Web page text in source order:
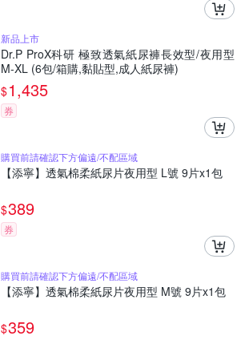
新品上市
Dr.P ProX科研 極致透氣紙尿褲長效型/夜用型
M-XL (6包/箱購,黏貼型,成人紙尿褲)
$1,435
券
購買前請確認下方偏遠/不配區域
【添寧】透氣棉柔紙尿片夜用型 L號 9片x1包
$389
券
購買前請確認下方偏遠/不配區域
【添寧】透氣棉柔紙尿片夜用型 M號 9片x1包
$359